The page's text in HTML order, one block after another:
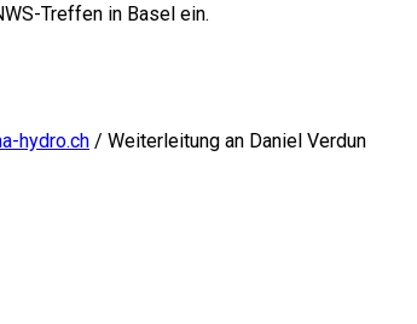
Treffen in Basel ein.
hydro.ch / Weiterleitung an Daniel Verdun